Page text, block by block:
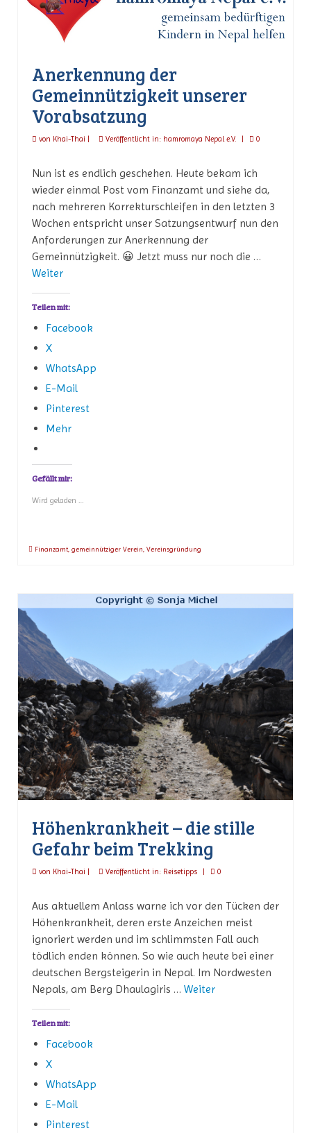
Anerkennung der
Gemeinnützigkeit unserer
Vorabsatzung
von Khai-Thai Veröffentlicht in: hamromaya Nepal e.V. 0
Nun ist es endlich geschehen. Heute bekam ich
wieder einmal Post vom Finanzamt und siehe da,
nach mehreren Korrekturschleifen in den letzten 3
Wochen entspricht unser Satzungsentwurf nun den
Anforderungen zur Anerkennung der
Gemeinnützigkeit. 😀 Jetzt muss nur noch die …
Weiter
Teilen mit:
Facebook
X
WhatsApp
E-Mail
Pinterest
Mehr
Gefällt mir:
Wird geladen …
Finanzamt, gemeinnütziger Verein, Vereinsgründung
Höhenkrankheit – die stille
Gefahr beim Trekking
von Khai-Thai Veröffentlicht in: Reisetipps 0
Aus aktuellem Anlass warne ich vor den Tücken der
Höhenkrankheit, deren erste Anzeichen meist
ignoriert werden und im schlimmsten Fall auch
tödlich enden können. So wie auch heute bei einer
deutschen Bergsteigerin in Nepal. Im Nordwesten
Nepals, am Berg Dhaulagiris … Weiter
Teilen mit:
Facebook
X
WhatsApp
E-Mail
Pinterest